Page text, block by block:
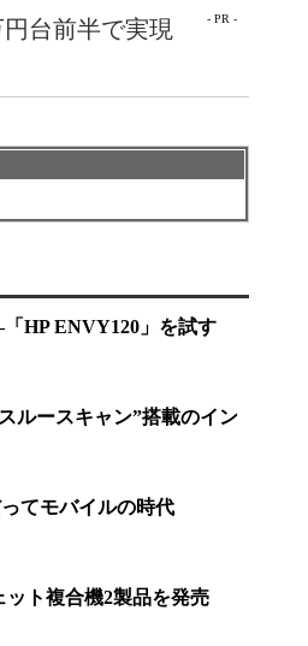
- PR -
台前半で実現
HP ENVY120」を試す
ルースキャン”搭載のイン
てモバイルの時代
ト複合機2製品を発売